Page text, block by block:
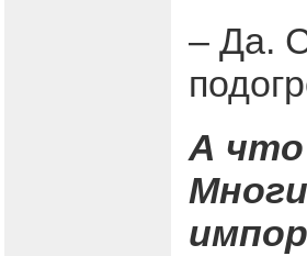
– Да.
А что